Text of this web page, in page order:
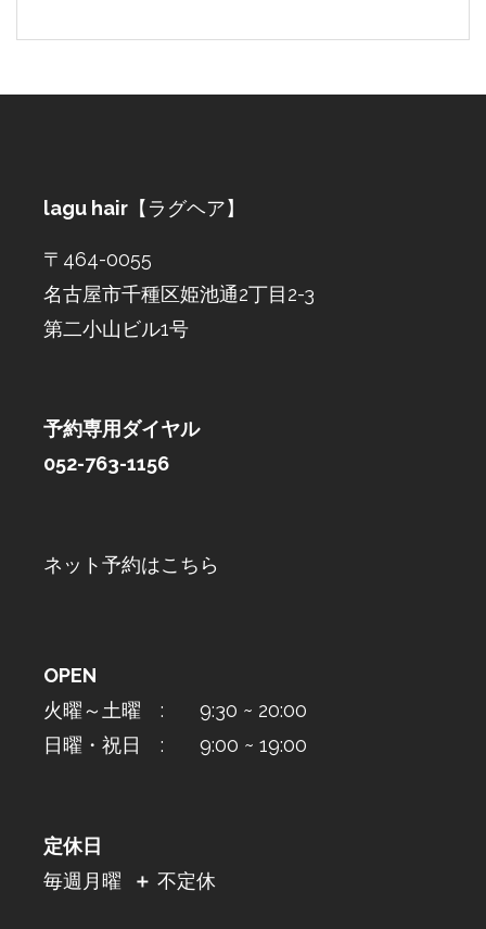
lagu hair 【ラグヘア】
〒464-0055
名古屋市千種区姫池通2丁目2-3
第二小山ビル1号
予約専用ダイヤル
052-763-1156
ネット予約はこちら
OPEN
火曜～土曜 : 9:30 ~ 20:00
日曜・祝日 : 9:00 ~ 19:00
定休日
毎週月曜
＋ 不定休